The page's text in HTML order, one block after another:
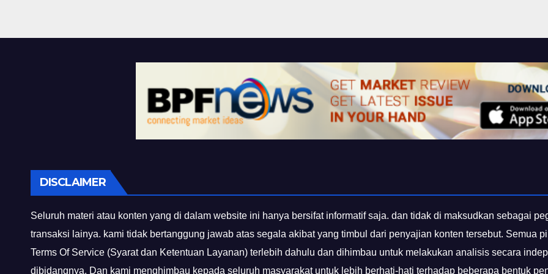
DISCLAIMER
Seluruh materi atau konten yang di dalam website ini hanya bersifat informatif saja. dan tidak di maksudkan sebagai
transaksi lainya. kami tidak bertanggung jawab atas segala akibat yang timbul dari penyajian konten tersebut. Semua
Terms Of Service (Syarat dan Ketentuan Layanan) terlebih dahulu dan dihimbau untuk melakukan analisis secara
dibidangnya. Dan kami menghimbau kepada seluruh masyarakat untuk lebih berhati-hati terhadap beberapa bentuk